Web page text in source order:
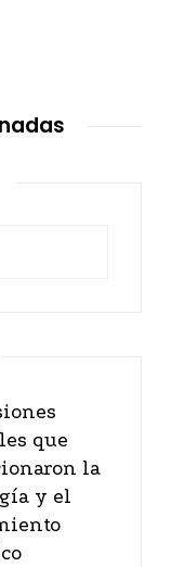
que
la
y el